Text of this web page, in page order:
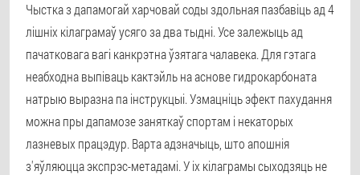
Чыстка з дапамогай харчовай соды здольная пазбавіць ад 4
лішніх кілаграмаў усяго за два тыдні. Усе залежыць ад
пачатковага вагі канкрэтна ўзятага чалавека. Для гэтага
неабходна выпіваць кактэйль на аснове гидрокарбоната
натрыю выразна па інструкцыі.Узмацніць эфект пахудання
можна пры дапамозе заняткаў спортам і некаторых
лазневых працэдур. Варта адзначыць, што апошнія
з'яўляюцца экспрэс-метадамі. У іх кілаграмы сыходзяць не